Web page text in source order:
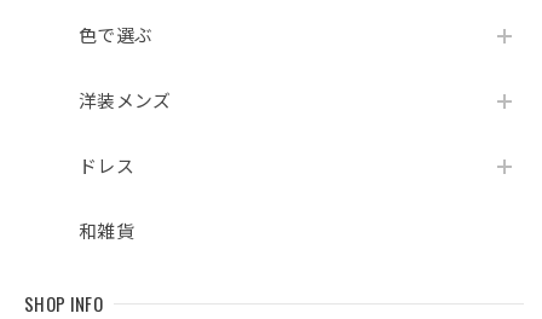
色で選ぶ
洋装メンズ
ドレス
和雑貨
SHOP INFO